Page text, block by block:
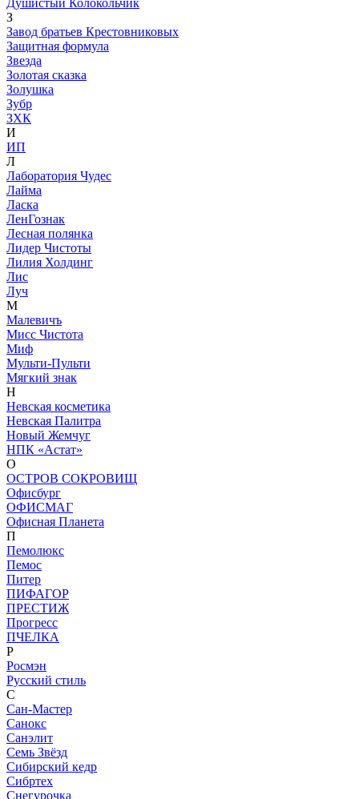
Душистый Колокольчик
З
Завод братьев Крестовниковых
Защитная формула
Звезда
Золотая сказка
Золушка
Зубр
ЗХК
И
ИП
Л
Лаборатория Чудес
Лайма
Ласка
ЛенГознак
Лесная полянка
Лидер Чистоты
Лилия Холдинг
Лис
Луч
М
Малевичъ
Мисс Чистота
Миф
Мульти-Пульти
Мягкий знак
Н
Невская косметика
Невская Палитра
Новый Жемчуг
НПК «Астат»
О
ОСТРОВ СОКРОВИЩ
Офисбург
ОФИСМАГ
Офисная Планета
П
Пемолюкс
Пемос
Питер
ПИФАГОР
ПРЕСТИЖ
Прогресс
ПЧЕЛКА
Р
Росмэн
Русский стиль
С
Сан-Мастер
Санокс
Санэлит
Семь Звёзд
Сибирский кедр
Сибртех
Снегурочка